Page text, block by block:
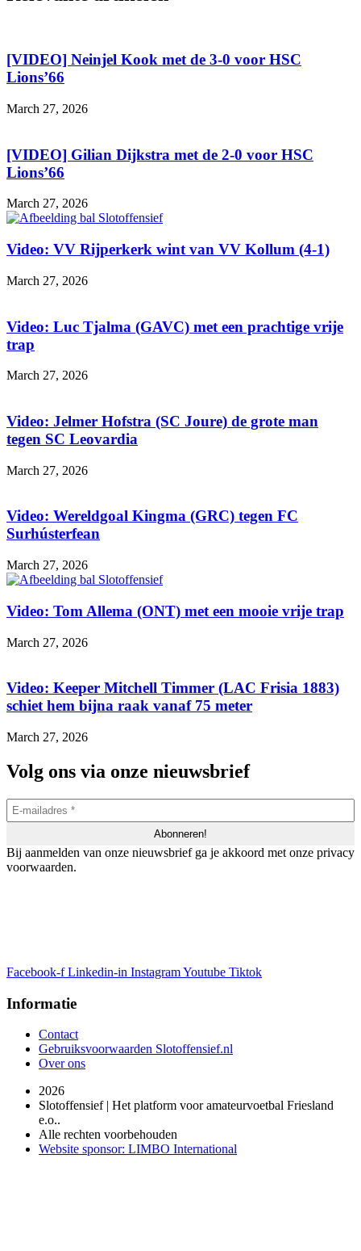
[VIDEO] Neinjel Kook met de 3-0 voor HSC
Lions’66
March 27, 2026
[VIDEO] Gilian Dijkstra met de 2-0 voor HSC
Lions’66
March 27, 2026
Video: VV Rijperkerk wint van VV Kollum (4-1)
March 27, 2026
Video: Luc Tjalma (GAVC) met een prachtige vrije
trap
March 27, 2026
Video: Jelmer Hofstra (SC Joure) de grote man
tegen SC Leovardia
March 27, 2026
Video: Wereldgoal Kingma (GRC) tegen FC
Surhústerfean
March 27, 2026
Video: Tom Allema (ONT) met een mooie vrije trap
March 27, 2026
Video: Keeper Mitchell Timmer (LAC Frisia 1883)
schiet hem bijna raak vanaf 75 meter
March 27, 2026
Volg ons via onze nieuwsbrief
Bij aanmelden van onze nieuwsbrief ga je akkoord met onze privacy
voorwaarden.
Facebook-f Linkedin-in InstagramYoutube Tiktok
Informatie
Contact
Gebruiksvoorwaarden Slotoffensief.nl
Over ons
2026
Slotoffensief | Het platform voor amateurvoetbal Friesland
e.o..
Alle rechten voorbehouden
Website sponsor: LIMBO International